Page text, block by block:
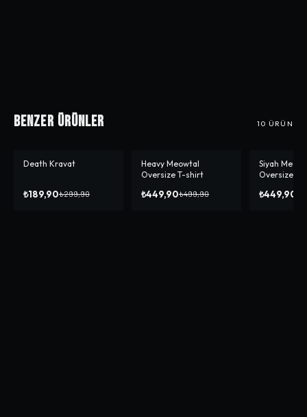
Benzer Ürünler 10 ÜRÜN
-%37
Death Kravat
₺189,90₺299,90
-%10
Heavy Meowtal
Oversize T-shirt
₺449,90₺499,90
-%10
Siyah
Oversize T-
₺449,90